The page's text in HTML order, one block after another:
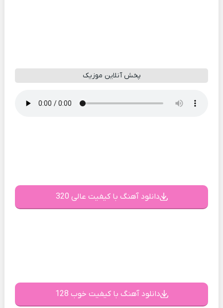
پخش آنلاین موزیک
دانلود آهنگ با کیفیت عالی 320
دانلود آهنگ با کیفیت خوب 128